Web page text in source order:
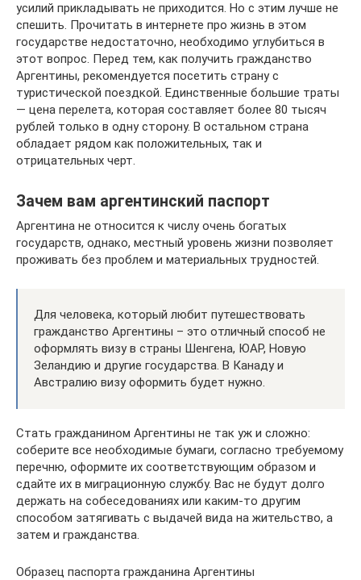
усилий прикладывать не приходится. Но с этим лучше не
спешить. Прочитать в интернете про жизнь в этом
государстве недостаточно, необходимо углубиться в
этот вопрос. Перед тем, как получить гражданство
Аргентины, рекомендуется посетить страну с
туристической поездкой. Единственные большие траты
— цена перелета, которая составляет более 80 тысяч
рублей только в одну сторону. В остальном страна
обладает рядом как положительных, так и
отрицательных черт.
Зачем вам аргентинский паспорт
Аргентина не относится к числу очень богатых
государств, однако, местный уровень жизни позволяет
проживать без проблем и материальных трудностей.
Для человека, который любит путешествовать
гражданство Аргентины – это отличный способ не
оформлять визу в страны Шенгена, ЮАР, Новую
Зеландию и другие государства. В Канаду и
Австралию визу оформить будет нужно.
Стать гражданином Аргентины не так уж и сложно:
соберите все необходимые бумаги, согласно требуемому
перечню, оформите их соответствующим образом и
сдайте их в миграционную службу. Вас не будут долго
держать на собеседованиях или каким-то другим
способом затягивать с выдачей вида на жительство, а
затем и гражданства.
Образец паспорта гражданина Аргентины